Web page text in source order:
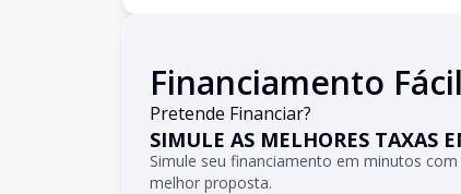
Financiamento Fácil
Pretende Financiar?
SIMULE AS MELHORES TAXAS
Simule seu financiamento em minutos
melhor proposta.